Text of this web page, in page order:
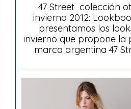
47 Street colección
invierno 2012:
presentamos los
invierno que propone la
marca argentina 47